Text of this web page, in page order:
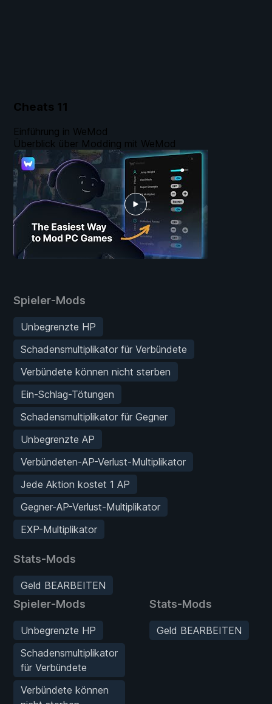
Cheats 11
Spieler-Mods
Unbegrenzte HP
Schadensmultiplikator für Verbündete
Verbündete können nicht sterben
Ein-Schlag-Tötungen
Schadensmultiplikator für Gegner
Unbegrenzte AP
Verbündeten-AP-Verlust-Multiplikator
Jede Aktion kostet 1 AP
Gegner-AP-Verlust-Multiplikator
EXP-Multiplikator
Stats-Mods
Geld BEARBEITEN
Spieler-Mods
Unbegrenzte HP
Schadensmultiplikator
für Verbündete
Verbündete können
Stats-Mods
Geld BEARBEITEN
Einführung in WeMod
Überblick über Modding mit WeMod